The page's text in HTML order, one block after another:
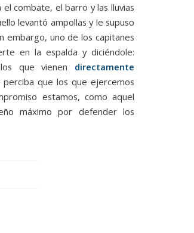
combate, el barro y las lluvias
levantó ampollas y le supuso
embargo, uno de los capitanes
en la espalda y diciéndole:
que vienen directamente
que los que ejercemos
estamos, como aquel
máximo por defender los